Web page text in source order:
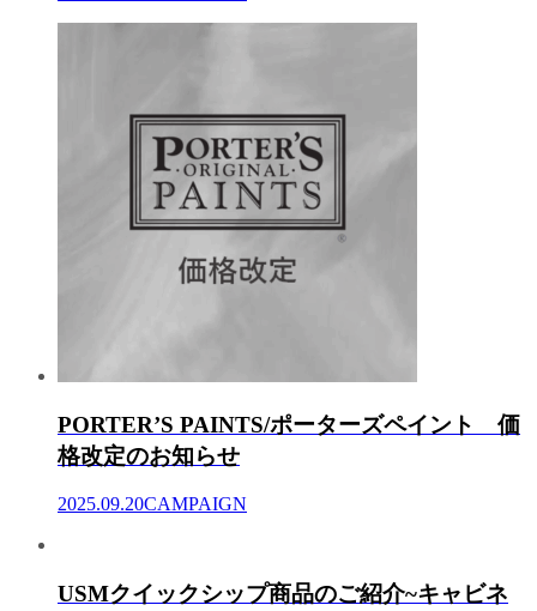
PORTER’S PAINTS/ポーターズペイント 価
格改定のお知らせ
2025.09.20CAMPAIGN
USMクイックシップ商品のご紹介~キャビネ